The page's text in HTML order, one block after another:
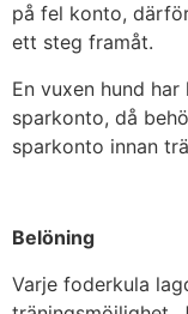
på fel konto,
ett steg framåt.
En vuxen hund
sparkonto, då
sparkonto innan
Belöning
Varje foderkula